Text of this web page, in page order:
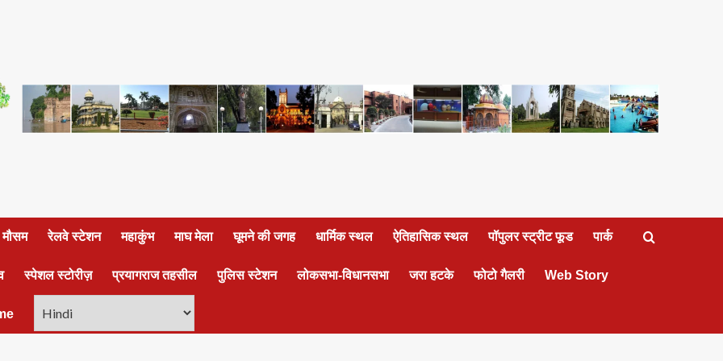
रेलवे स्टेशन महाकुंभ माघ मेला घूमने की जगह धार्मिक स्थल ऐतिहासिक स्थल पॉपुलर स्ट्रीट फूड पार्क
स्पेशल स्टोरीज़ प्रयागराज तहसील पुलिस स्टेशन लोकसभा-विधानसभा जरा हटके फोटो गैलरी Web Story